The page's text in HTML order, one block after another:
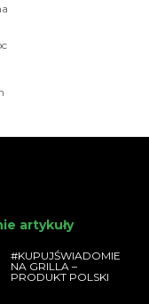
artykuły
#KUPUJŚWIADOMIE
NA GRILLA –
PRODUKT POLSKI